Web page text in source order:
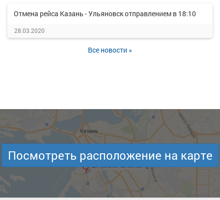
Отмена рейса Казань - Ульяновск отправлением в 18:10
28.03.2020
Все новости »
Посмотреть расположение на карте